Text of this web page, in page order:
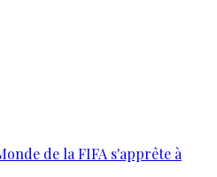
de la FIFA s'apprête à